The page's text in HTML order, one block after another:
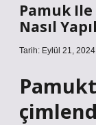
Pamuk
Nasıl
Tarih: Eylül 21, 2024